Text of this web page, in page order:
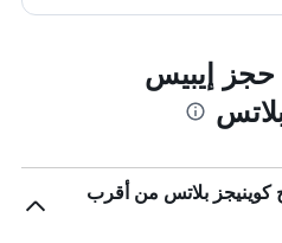
حجز إيبيس
بلاتس من أقرب